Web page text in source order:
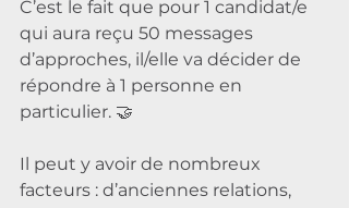
C’est le fait que pour 1 candidat/e
qui aura reçu 50 messages
d’approches, il/elle va décider de
répondre à 1 personne en
particulier. 🤝
Il peut y avoir de nombreux
facteurs : d’anciennes relations,